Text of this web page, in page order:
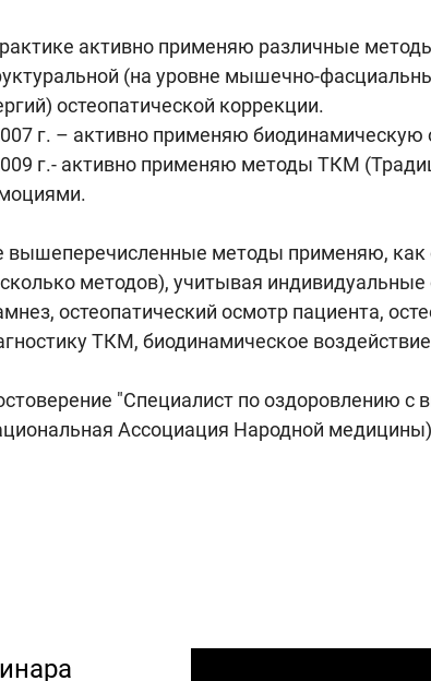
активно применяю различные
(на уровне мышечно-
остеопатической коррекции.
г. – активно применяю биодинамическую
г.- активно применяю методы ТКМ
вышеперечисленные методы применяю, как
методов), учитывая
остеопатический осмотр пациента,
ТКМ, биодинамическое
"Специалист по оздоровлению
Ассоциация Народной